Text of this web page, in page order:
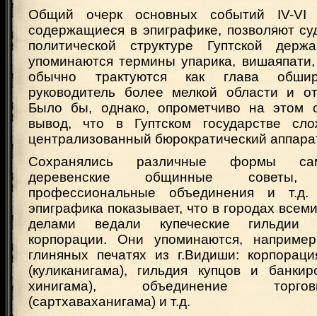
Общий очерк основных событий IV-VI
содержащиеся в эпиграфике, позволяют
политической структуре Гуптской
упоминаются термины упарика,
обычно трактуются как глава
руководитель более мелкой области и
Было бы, однако, опрометчиво на этом
вывод, что в Гуптском государстве
централизованный бюрократический
Сохранялись различные формы
деревенские общинные
профессиональные объединения и
эпиграфика показывает, что в городах
делами ведали купеческие
корпорации. Они упоминаются,
глиняных печатях из г.Видиши:
(куликанигама), гильдия купцов и
хинигама), объединение
(сартхаваханигама) и т.д.